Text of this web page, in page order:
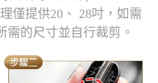
僅提供20、 28吋，如需
需的尺寸並自行裁剪。